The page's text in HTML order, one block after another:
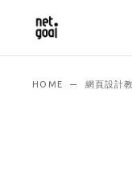
HOME 網頁設計